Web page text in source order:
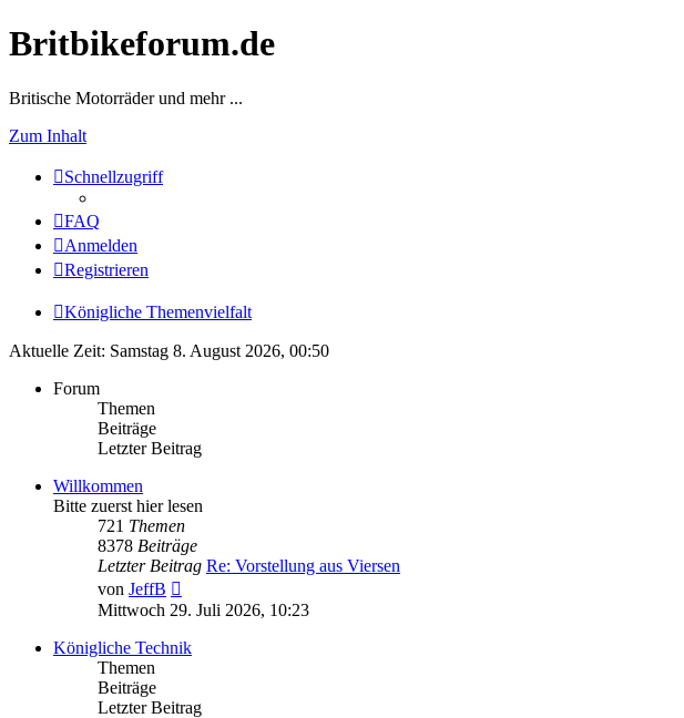
Britbikeforum.de
Britische Motorräder und mehr ...
Zum Inhalt
Schnellzugriff
FAQ
Anmelden
Registrieren
Königliche Themenvielfalt
Aktuelle Zeit: Samstag 8. August 2026, 00:50
Forum
Themen
Beiträge
Letzter Beitrag
Willkommen
Bitte zuerst hier lesen
721 Themen
8378 Beiträge
Letzter Beitrag Re: Vorstellung aus Viersen
von JeffB
Beitrag
Mittwoch 29. Juli 2026, 10:23
Königliche Technik
Themen
Beiträge
Letzter Beitrag